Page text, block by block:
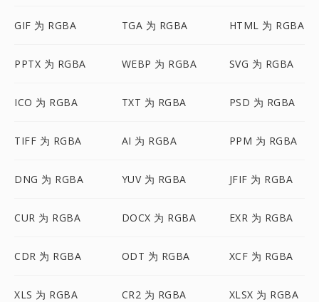
GIF 为 RGBA TGA 为 RGBA HTML 为 RGBA
PPTX 为 RGBA WEBP 为 RGBA SVG 为 RGBA
ICO 为 RGBA TXT 为 RGBA PSD 为 RGBA
TIFF 为 RGBA AI 为 RGBA PPM 为 RGBA
DNG 为 RGBA YUV 为 RGBA JFIF 为 RGBA
CUR 为 RGBA DOCX 为 RGBA EXR 为 RGBA
CDR 为 RGBA ODT 为 RGBA XCF 为 RGBA
XLS 为 RGBA CR2 为 RGBA XLSX 为 RGBA